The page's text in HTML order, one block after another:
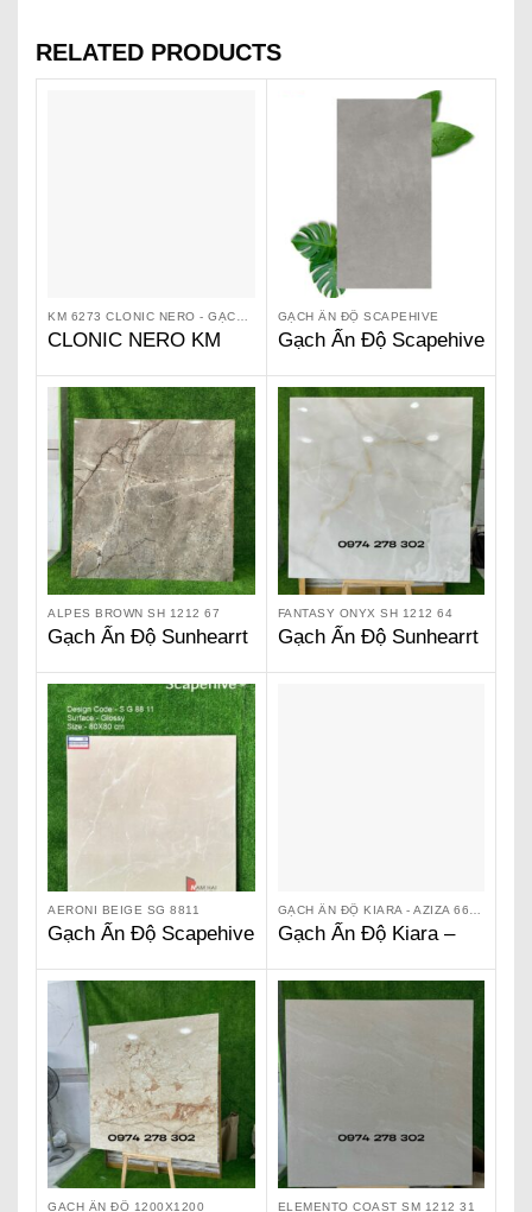
RELATED PRODUCTS
KM 6273 CLONIC NERO - GẠCH ẤN ĐỘ KIARA
CLONIC NERO KM
Kiara
GẠCH ẤN ĐỘ SCAPEHIVE
Gạch Ấn Độ Scapehive
Graphite SM 6231
ALPES BROWN SH 1212 67
Gạch Ấn Độ Sunhearrt
67
FANTASY ONYX SH 1212 64
Gạch Ấn Độ Sunhearrt
AERONI BEIGE SG 8811
Gạch Ấn Độ Scapehive
Beige SG 8811
GẠCH ẤN ĐỘ KIARA - AZIZA 66 103
Gạch Ấn Độ Kiara –
GACH ẤN ĐỘ 1200X1200 ELEMENTO COAST SM 1212 31